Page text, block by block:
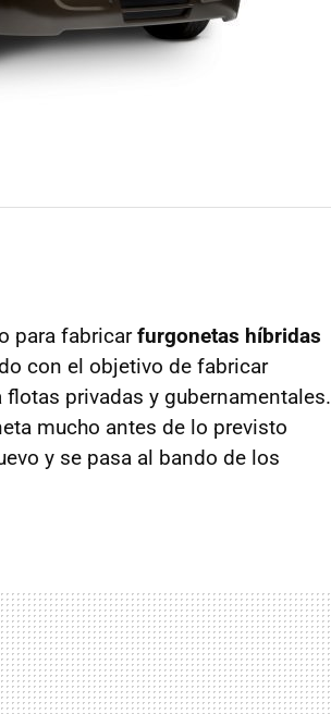
para fabricarfurgonetas híbridas
con el objetivo de fabricar
privadas y gubernamentales.
mucho antes de lo previsto
y se pasa al bando de los